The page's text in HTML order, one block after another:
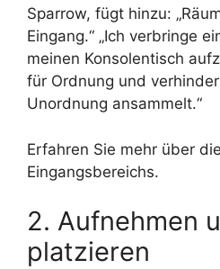
Sparrow, fügt hinzu:
Eingang.“ „Ich verbringe
meinen Konsolentisch
für Ordnung und
Unordnung ansammelt.“
Erfahren Sie mehr über
Eingangsbereichs.
2. Aufnehmen
platzieren